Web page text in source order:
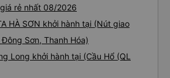
rẻ nhất 08/2026
HÀ SƠN khởi hành tại (Nút giao
Sơn, Thanh Hóa)
Long khởi hành tại (Cầu Hổ (QL